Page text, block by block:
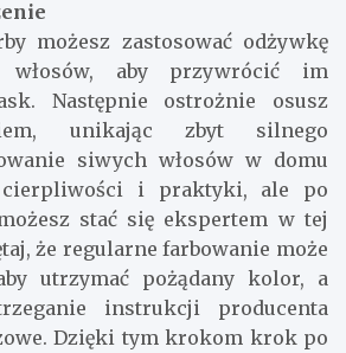
możesz zastosować odżywkę
aby przywrócić im
Następnie ostrożnie osusz
unikając zbyt silnego
siwych włosów w domu
cierpliwości i praktyki, ale po
stać się ekspertem w tej
że regularne farbowanie może
utrzymać pożądany kolor, a
instrukcji producenta
Dzięki tym krokom krok po